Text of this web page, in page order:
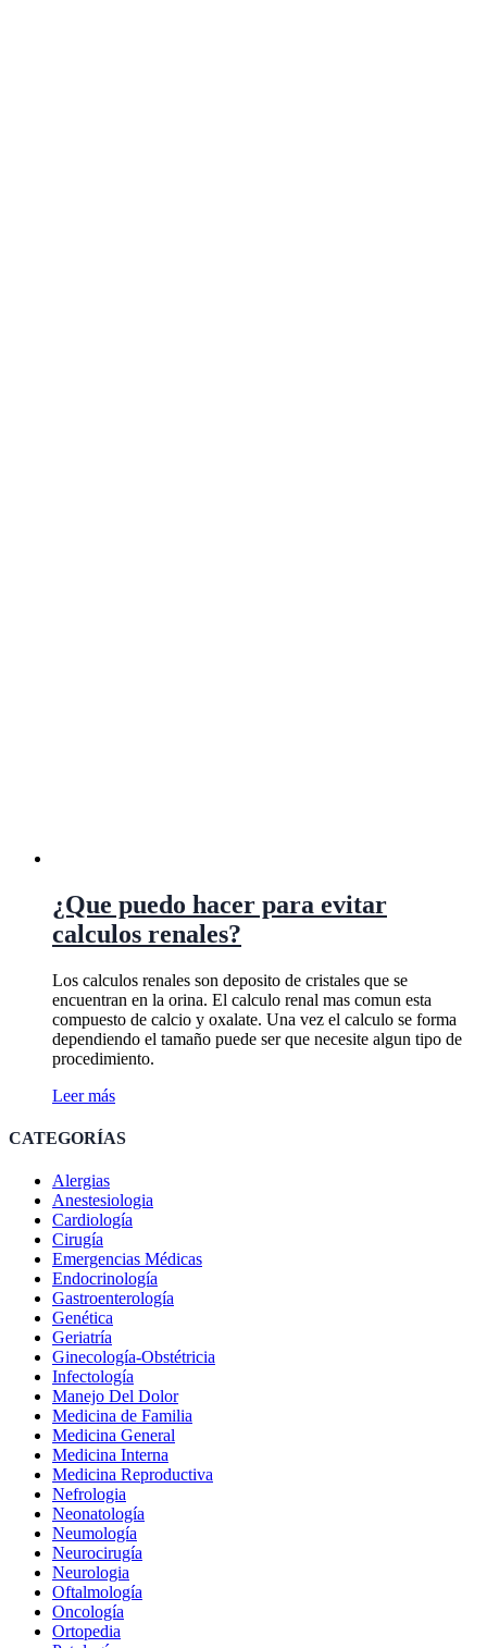
¿Que puedo hacer para evitar
calculos renales?
Los calculos renales son deposito de cristales que se
encuentran en la orina. El calculo renal mas comun esta
compuesto de calcio y oxalate. Una vez el calculo se forma
dependiendo el tamaño puede ser que necesite algun tipo de
procedimiento.
Leer más
CATEGORÍAS
Alergias
Anestesiologia
Cardiología
Cirugía
Emergencias Médicas
Endocrinología
Gastroenterología
Genética
Geriatría
Ginecología-Obstétricia
Infectología
Manejo Del Dolor
Medicina de Familia
Medicina General
Medicina Interna
Medicina Reproductiva
Nefrologia
Neonatología
Neumología
Neurocirugía
Neurologia
Oftalmología
Oncología
Ortopedia